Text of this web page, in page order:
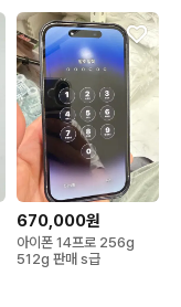
670,000원
아이폰 14프로 256g
512g 판매 s급